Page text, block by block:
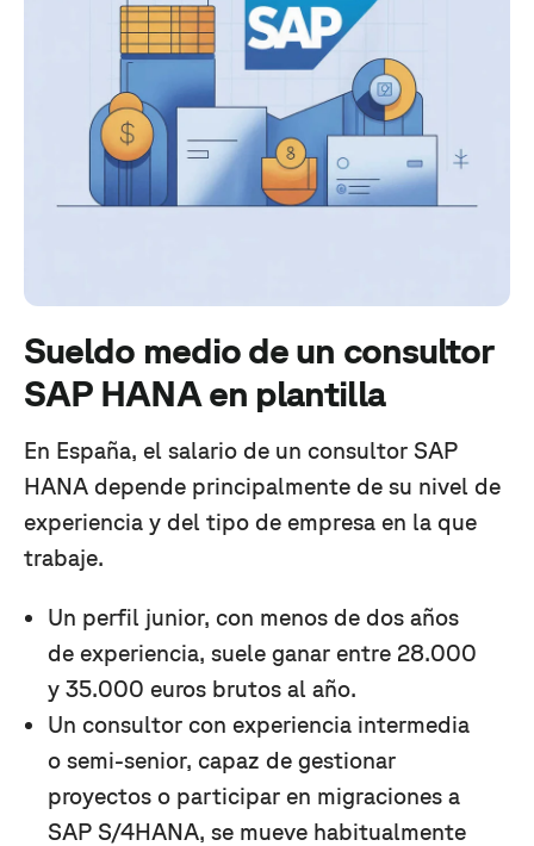
Sueldo medio de un consultor
SAP HANA en plantilla
En España, el salario de un consultor SAP
HANA depende principalmente de su nivel de
experiencia y del tipo de empresa en la que
trabaje.
Un perfil junior, con menos de dos años
de experiencia, suele ganar entre 28.000
y 35.000 euros brutos al año.
Un consultor con experiencia intermedia
o semi-senior, capaz de gestionar
proyectos o participar en migraciones a
SAP S/4HANA, se mueve habitualmente